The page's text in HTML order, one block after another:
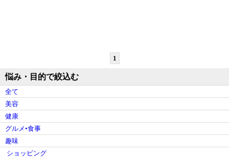
1
悩み・目的で絞込む
全て
美容
健康
グルメ•食事
趣味
ショッピング